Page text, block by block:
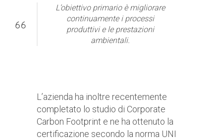
L’obiettivo primario è migliorare
continuamente i processi
produttivi e le prestazioni
ambientali.
L’azienda ha inoltre recentemente
completato lo studio di Corporate
Carbon Footprint e ne ha ottenuto la
certificazione secondo la norma UNI